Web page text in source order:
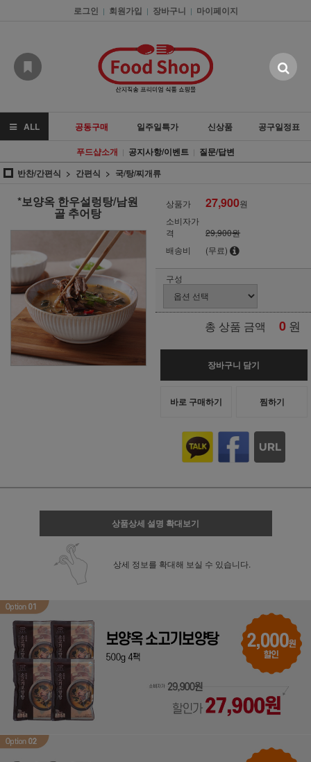
로그인 | 회원가입 | 장바구니 | 마이페이지
ALL 공동구매 일주일특가 신상품
공구일정표
푸드샵소개 | 공지사항/이벤트 | 질문/답변
반찬/간편식
간편식 국/탕/찌개류
*보양옥 한우설렁탕/남원
골 추어탕
상품가 27,900원
소비자가
격
29,900원
배송비
(무료)
구성
총 상품 금액 0 원
장바구니 담기
바로 구매하기 찜하기
상품상세 설명 확대보기
상세 정보를 확대해 보실 수 있습니다.